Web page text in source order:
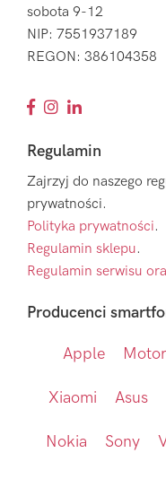
sobota 9-12
NIP: 7551937189
REGON: 386104358
Regulamin
Zajrzyj do naszego
prywatności.
Polityka prywatności.
Regulamin sklepu.
Regulamin serwisu
Producenci
Apple
Xiaomi Asus
Nokia Sony